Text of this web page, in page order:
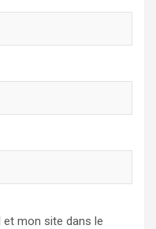
mon site dans le